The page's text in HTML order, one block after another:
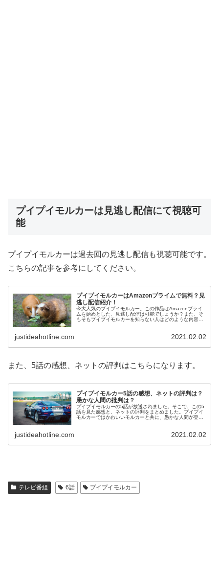
プイプイモルカーは見逃し配信にて視聴可
能
プイプイモルカーは過去回の見逃し配信も視聴可能です。
こちらの記事を参考にしてください。
プイプイモルカーはAmazonプライムで無料？見
逃し配信紹介！
今大人気のプイプイモルカー。この作品はAmazonプライ
ムを始めとした、見逃し配信は可能でしょうか？また、そ
もそもプイプイモルカーを知らない人はどのような内容な
justideahotline.com 2021.02.02
また、5話の感想、ネットの評判はこちらになります。
プイプイモルカー5話の感想、ネットの評判は？
愚かな人間の批判は？
プイプイモルカーの5話が放送されました。そこで、この5
話を見た感想と、ネットの評判をまとめました。プイプイ
モルカーではかわいいモルカーと共に、愚かな人間が登場
justideahotline.com 2021.02.02
テレビ番組 6話 プイプイモルカー